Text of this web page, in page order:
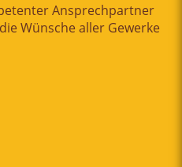
Ansprechpartner
Wünsche aller Gewerke